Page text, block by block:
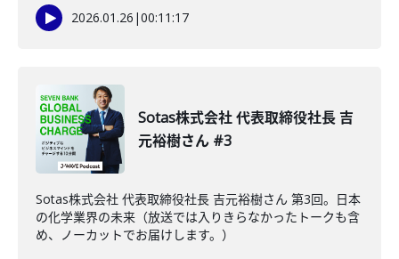
2026.01.26 |00:11:17
Sotas株式会社 代表取締役社長 吉
元裕樹さん #3
Sotas株式会社 代表取締役社長 吉元裕樹さん 第3回。日本
の化学業界の未来（放送では入りきらなかったトークも含
め、ノーカットでお届けします。）